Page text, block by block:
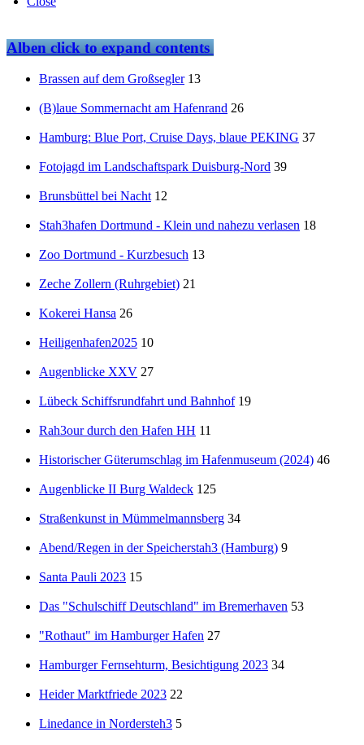
Albenclick to expand contents
Brassen auf dem Großsegler 13
(B)laue Sommernacht am Hafenrand 26
Hamburg: Blue Port, Cruise Days, blaue PEKING 37
Fotojagd im Landschaftspark Duisburg-Nord 39
Brunsbüttel bei Nacht 12
Stah3hafen Dortmund - Klein und nahezu verlasen 18
Zoo Dortmund - Kurzbesuch 13
Zeche Zollern (Ruhrgebiet) 21
Kokerei Hansa 26
Heiligenhafen2025 10
Augenblicke XXV 27
Lübeck Schiffsrundfahrt und Bahnhof 19
Rah3our durch den Hafen HH 11
Historischer Güterumschlag im Hafenmuseum (2024) 46
Augenblicke II Burg Waldeck 125
Straßenkunst in Mümmelmannsberg 34
Abend/Regen in der Speicherstah3 (Hamburg) 9
Santa Pauli 2023 15
Das "Schulschiff Deutschland" im Bremerhaven 53
"Rothaut" im Hamburger Hafen 27
Hamburger Fernsehturm, Besichtigung 2023 34
Heider Marktfriede 2023 22
Linedance in Nordersteh3 5